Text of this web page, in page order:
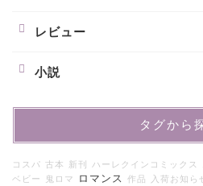
レビュー
小説
タグから
コスパ 古本 新刊 ハーレクインコミックス
ベビー
鬼ロマ ロマンス 作品 入荷お知ら